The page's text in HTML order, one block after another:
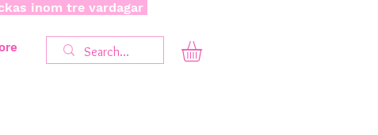
inom tre vardagar